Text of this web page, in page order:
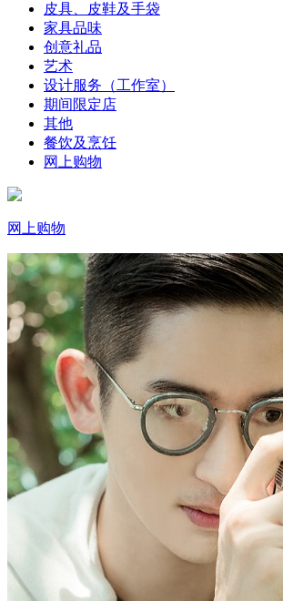
皮具、皮鞋及手袋
家具品味
创意礼品
艺术
设计服务（工作室）
期间限定店
其他
餐饮及烹饪
网上购物
网上购物